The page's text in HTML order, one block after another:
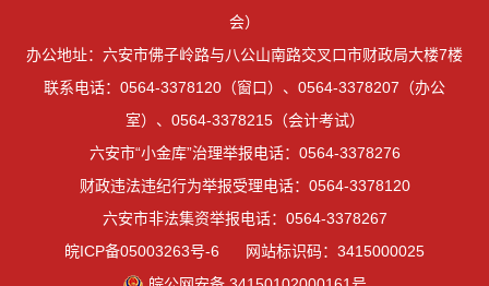
会）
办公地址：六安市佛子岭路与八公山南路交叉口市财政局大楼7楼
联系电话：0564-3378120（窗口）、0564-3378207（办公
室）、0564-3378215（会计考试）
六安市“小金库”治理举报电话：0564-3378276
财政违法违纪行为举报受理电话：0564-3378120
六安市非法集资举报电话：0564-3378267
皖ICP备05003263号-6
网站标识码：3415000025